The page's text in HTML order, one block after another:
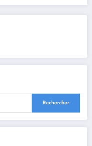
Rechercher